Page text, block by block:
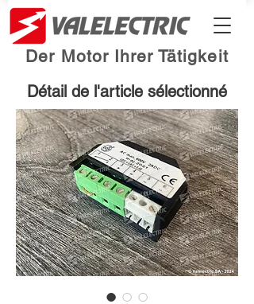
Der Motor Ihrer Tätigkeit
Détail de l'article sélectionné